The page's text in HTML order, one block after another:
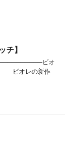
チ】
ビオ
ビオレの新作